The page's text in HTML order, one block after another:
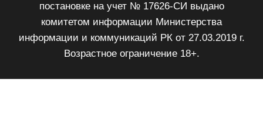
постановке на учет № 17626-СИ выдано
комитетом информации Министерства
информации и коммуникаций РК от 27.03.2019 г.
Возрастное ограничение 18+.